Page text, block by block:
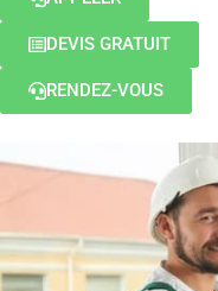
DEVIS GRATUIT
RENDEZ-VOUS